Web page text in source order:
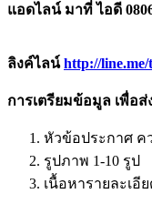
แอดไลน์ มาที่ ไอดี
ลิงค์ไลน์http://
การเตรียมข้อมูล เพื่อส่
หัวข้อประกาศ ค
รูปภาพ 1-10 รูป
เนื้อหารายละเอี